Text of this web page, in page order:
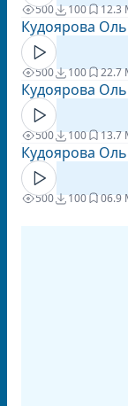
500 100 12.3
Кудоярова
500 100 22.7
Кудоярова
500 100 13.7
Кудоярова
500 100 06.9